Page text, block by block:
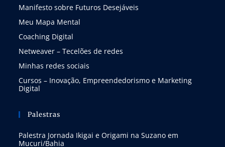
Manifesto sobre Futuros Desejáveis
Meu Mapa Mental
Coaching Digital
Netweaver – Tecelões de redes
Minhas redes sociais
Cursos – Inovação, Empreendedorismo e Marketing
Digital
Palestras
Palestra Jornada Ikigai e Origami na Suzano em
Mucuri/Bahia